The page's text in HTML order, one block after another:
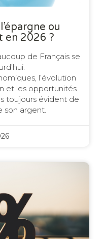
ou
en 2026 ?
de Français se
l’évolution
et les opportunités
toujours évident de
son argent.